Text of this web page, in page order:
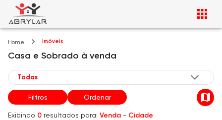
Home Imóveis
Casa e Sobrado à venda
Filtros Ordenar
Exibindo 0 resultados para: Venda - Cidade